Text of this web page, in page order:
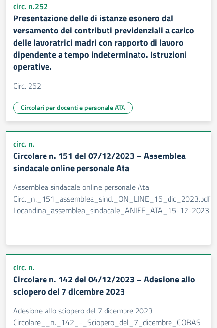
circ. n.252
Presentazione delle di istanze esonero dal
versamento dei contributi previdenziali a carico
delle lavoratrici madri con rapporto di lavoro
dipendente a tempo indeterminato. Istruzioni
operative.
Circ. 252
Circolari per docenti e personale ATA
circ. n.
Circolare n. 151 del 07/12/2023 – Assemblea
sindacale online personale Ata
Assemblea sindacale online personale Ata
Circ._n._151_assemblea_sind._ON_LINE_15_dic_2023.pdf
Locandina_assemblea_sindacale_ANIEF_ATA_15-12-2023
circ. n.
Circolare n. 142 del 04/12/2023 – Adesione allo
sciopero del 7 dicembre 2023
Adesione allo sciopero del 7 dicembre 2023
Circolare__n._142_-_Sciopero_del_7_dicembre_COBAS